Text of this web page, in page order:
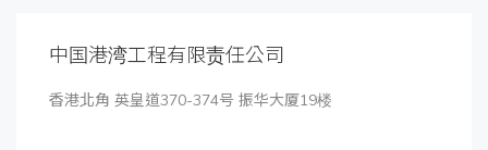
中国港湾工程有限责任公司
香港北角 英皇道370-374号 振华大厦19楼